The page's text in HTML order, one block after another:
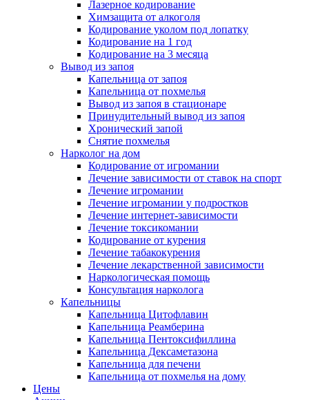
Лазерное кодирование
Химзащита от алкоголя
Кодирование уколом под лопатку
Кодирование на 1 год
Кодирование на 3 месяца
Вывод из запоя
Капельница от запоя
Капельница от похмелья
Вывод из запоя в стационаре
Принудительный вывод из запоя
Хронический запой
Снятие похмелья
Нарколог на дом
Кодирование от игромании
Лечение зависимости от ставок на спорт
Лечение игромании
Лечение игромании у подростков
Лечение интернет-зависимости
Лечение токсикомании
Кодирование от курения
Лечение табакокурения
Лечение лекарственной зависимости
Наркологическая помощь
Консультация нарколога
Капельницы
Капельница Цитофлавин
Капельница Реамберина
Капельница Пентоксифиллина
Капельница Дексаметазона
Капельница для печени
Капельница от похмелья на дому
Цены